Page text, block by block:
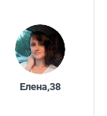
Елена,38